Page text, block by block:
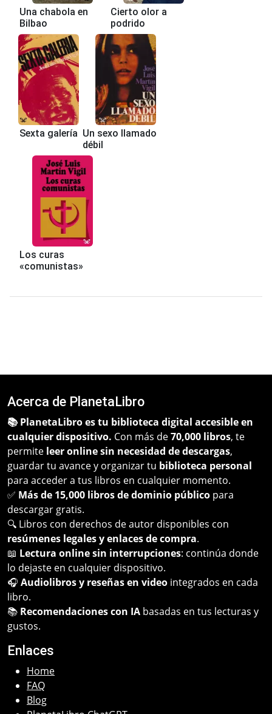
Una chabola en
Bilbao
Cierto olor a
podrido
Sexta galería Un sexo llamado
débil
Los curas
«comunistas»
Acerca de PlanetaLibro
📚 PlanetaLibro es tu biblioteca digital accesible en
cualquier dispositivo. Con más de70,000 libros, te
permite leer online sin necesidad de descargas,
guardar tu avance y organizar tu biblioteca personal
para acceder a tus libros en cualquier momento.
✅ Más de 15,000 libros de dominio público para
descargar gratis.
🔍 Libros con derechos de autor disponibles con
resúmenes legales y enlaces de compra.
📖 Lectura online sin interrupciones: continúa donde
lo dejaste en cualquier dispositivo.
🎧 Audiolibros y reseñas en video integrados en cada
libro.
📚 Recomendaciones con IA basadas en tus lecturas y
gustos.
Enlaces
Home
FAQ
Blog